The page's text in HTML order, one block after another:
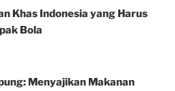
Khas Indonesia yang Harus
Bola
Menyajikan Makanan